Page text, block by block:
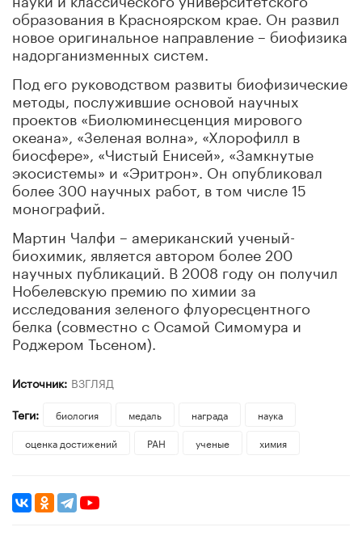
образования в Красноярском крае. Он развил
новое оригинальное направление – биофизика
надорганизменных систем.
Под его руководством развиты биофизические
методы, послужившие основой научных
проектов «Биолюминесценция мирового
океана», «Зеленая волна», «Хлорофилл в
биосфере», «Чистый Енисей», «Замкнутые
экосистемы» и «Эритрон». Он опубликовал
более 300 научных работ, в том числе 15
монографий.
Мартин Чалфи – американский ученый-
биохимик, является автором более 200
научных публикаций. В 2008 году он получил
Нобелевскую премию по химии за
исследования зеленого флуоресцентного
белка (совместно с Осамой Симомура и
Роджером Тьсеном).
Источник: ВЗГЛЯД
Теги:
биология медаль награда
наука
оценка достижений
РАН ученые химия